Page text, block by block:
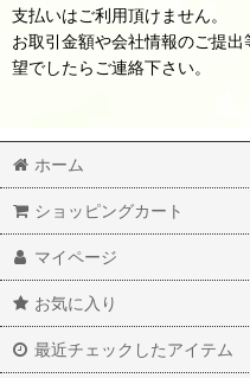
支払いはご利用頂けません。
お取引金額や会社情報のご提
望でしたらご連絡下さい。
ホーム
ショッピングカート
マイページ
お気に入り
最近チェックしたアイテム